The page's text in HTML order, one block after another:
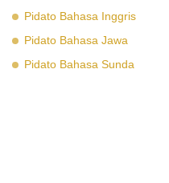
Pidato Bahasa Inggris
Pidato Bahasa Jawa
Pidato Bahasa Sunda